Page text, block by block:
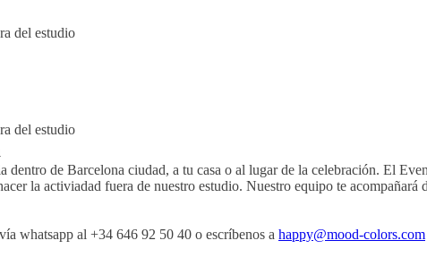
dentro de Barcelona ciudad, a tu casa o al lugar de la celebración. El
la activiadad fuera de nuestro estudio. Nuestro equipo te acompañará
whatsapp al +34 646 92 50 40 o escríbenos a happy@mood-colors.com